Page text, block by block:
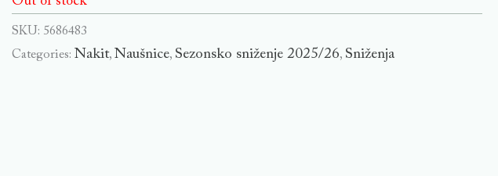
SKU: 5686483
Categories:Nakit,Naušnice, Sezonsko sniženje 2025/26, Sniženja